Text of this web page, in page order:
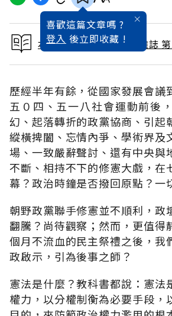
喜歡這篇文章嗎 ?
登入 後立即收藏 !
本文出自 1997 / 7月號雜誌
歷經半年有餘，從國家發展會議
五０四、五一八社會運動前後
幻、起落轉折的政黨協商、引起
縱橫捭闔、忘情內爭、學術界及
場、一致嚴辭聲討、還有中央與
不斷、相持不下的修憲大戲，在
幕？政治時鐘是否撥回原點？一
朝野政黨聯手修憲並不順利，政
翻騰？尚待觀察；然而，更值得
個月不流血的民主祭禮之後，我
政啟示，引為後事之師？
憲法是什麼？教科書都說：憲法
權力，以分權制衡為必要手段，